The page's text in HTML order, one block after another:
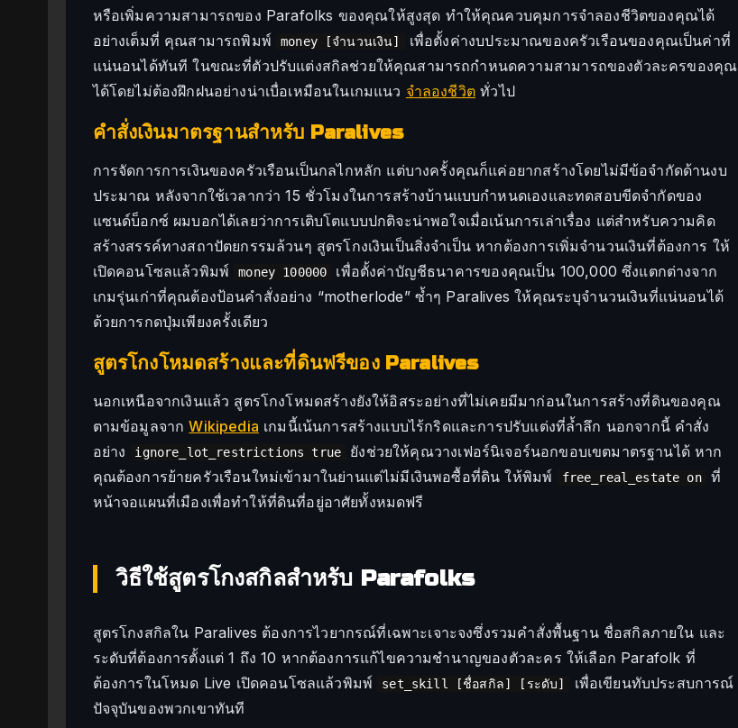
หรือเพิ่มความสามารถของ Parafolks ของคุณให้สูงสุด ทำให้คุณควบคุมการจำลองชีวิตของคุณได้
อย่างเต็มที่ คุณสามารถพิมพ์
money [จำนวนเงิน]
เพื่อตั้งค่างบประมาณของครัวเรือนของคุณเป็นค่าที่
แน่นอนได้ทันที ในขณะที่ตัวปรับแต่งสกิลช่วยให้คุณสามารถกำหนดความสามารถของตัวละครของคุณ
ได้โดยไม่ต้องฝึกฝนอย่างน่าเบื่อเหมือนในเกมแนว จำลองชีวิต ทั่วไป
คำสั่งเงินมาตรฐานสำหรับ Paralives
การจัดการการเงินของครัวเรือนเป็นกลไกหลัก แต่บางครั้งคุณก็แค่อยากสร้างโดยไม่มีข้อจำกัดด้านงบ
ประมาณ หลังจากใช้เวลากว่า 15 ชั่วโมงในการสร้างบ้านแบบกำหนดเองและทดสอบขีดจำกัดของ
แซนด์บ็อกซ์ ผมบอกได้เลยว่าการเติบโตแบบปกติจะน่าพอใจเมื่อเน้นการเล่าเรื่อง แต่สำหรับความคิด
สร้างสรรค์ทางสถาปัตยกรรมล้วนๆ สูตรโกงเงินเป็นสิ่งจำเป็น หากต้องการเพิ่มจำนวนเงินที่ต้องการ ให้
เปิดคอนโซลแล้วพิมพ์
money 100000
เพื่อตั้งค่าบัญชีธนาคารของคุณเป็น 100,000 ซึ่งแตกต่างจาก
เกมรุ่นเก่าที่คุณต้องป้อนคำสั่งอย่าง “motherlode” ซ้ำๆ Paralives ให้คุณระบุจำนวนเงินที่แน่นอนได้
ด้วยการกดปุ่มเพียงครั้งเดียว
สูตรโกงโหมดสร้างและที่ดินฟรีของ Paralives
นอกเหนือจากเงินแล้ว สูตรโกงโหมดสร้างยังให้อิสระอย่างที่ไม่เคยมีมาก่อนในการสร้างที่ดินของคุณ
ตามข้อมูลจากWikipedia เกมนี้เน้นการสร้างแบบไร้กริดและการปรับแต่งที่ล้ำลึก นอกจากนี้ คำสั่ง
อย่าง
ignore_lot_restrictions true
ยังช่วยให้คุณวางเฟอร์นิเจอร์นอกขอบเขตมาตรฐานได้ หาก
คุณต้องการย้ายครัวเรือนใหม่เข้ามาในย่านแต่ไม่มีเงินพอซื้อที่ดิน ให้พิมพ์
free_real_estate on
ที่
หน้าจอแผนที่เมืองเพื่อทำให้ที่ดินที่อยู่อาศัยทั้งหมดฟรี
วิธีใช้สูตรโกงสกิลสำหรับ Parafolks
สูตรโกงสกิลใน Paralives ต้องการไวยากรณ์ที่เฉพาะเจาะจงซึ่งรวมคำสั่งพื้นฐาน ชื่อสกิลภายใน และ
ระดับที่ต้องการตั้งแต่ 1 ถึง 10 หากต้องการแก้ไขความชำนาญของตัวละคร ให้เลือก Parafolk ที่
ต้องการในโหมด Live เปิดคอนโซลแล้วพิมพ์
set_skill [ชื่อสกิล] [ระดับ]
เพื่อเขียนทับประสบการณ์
ปัจจุบันของพวกเขาทันที